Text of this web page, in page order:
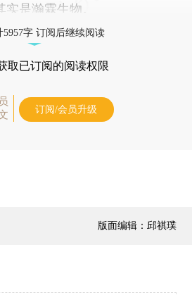
是瀚霖生物。
5957字 订阅后继续阅读
取已订阅的阅读权限
订阅/会员升级
版面编辑：邱祺璞